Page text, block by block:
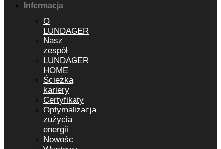
Informacja
O
LUNDAGER
Nasz
zespół
LUNDAGER
HOME
Ścieżka
kariery
Certyfikaty
Optymalizacja
zużycia
energii
Nowości